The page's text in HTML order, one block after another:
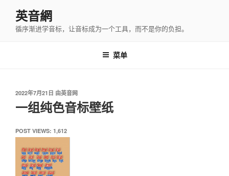
英音網
循序渐进学音标，让音标成为一个工具，而不是你的负担。
菜单
发
于
2022年7月21日 由英音网
一组纯色音标壁纸
POST VIEWS: 1,612